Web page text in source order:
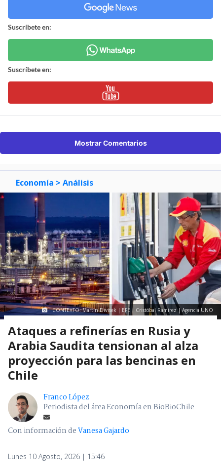
Suscríbete en:
Suscríbete en:
Mostrar Comentarios
Economía > Análisis
CONTEXTO: Martin Divisek | EFE | Cristóbal Ramirez | Agencia UNO
Ataques a refinerías en Rusia y
Arabia Saudita tensionan al alza
proyección para las bencinas en
Chile
Franco López
Periodista del área Economía en BioBioChile
Con información deVanesa Gajardo
Lunes 10 Agosto, 2026 | 15:46